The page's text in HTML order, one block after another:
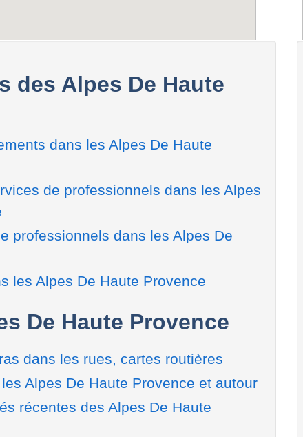
des Alpes De Haute
dans les Alpes De Haute
de professionnels dans les Alpes
professionnels dans les Alpes De
les Alpes De Haute Provence
De Haute Provence
dans les rues, cartes routières
Alpes De Haute Provence et autour
récentes des Alpes De Haute